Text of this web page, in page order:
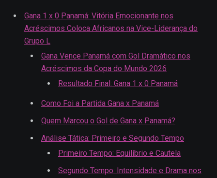
Gana 1 x 0 Panamá: Vitória Emocionante nos
Acréscimos Coloca Africanos na Vice-Liderança do
Grupo L
Gana Vence Panamá com Gol Dramático nos
Acréscimos da Copa do Mundo 2026
Resultado Final: Gana 1 x 0 Panamá
Como Foi a Partida Gana x Panamá
Quem Marcou o Gol de Gana x Panamá?
Análise Tática: Primeiro e Segundo Tempo
Primeiro Tempo: Equilíbrio e Cautela
Segundo Tempo: Intensidade e Drama nos